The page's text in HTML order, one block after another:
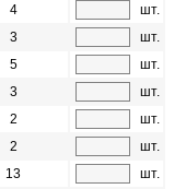
4
шт.
3
шт.
5
шт.
3
шт.
2
шт.
2
шт.
13
шт.